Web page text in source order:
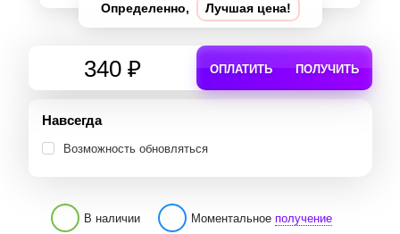
Определенно, Лучшая цена!
340 ₽ ОПЛАТИТЬ ПОЛУЧИТЬ
Навсегда
Возможность обновляться
В наличии Моментальное получение